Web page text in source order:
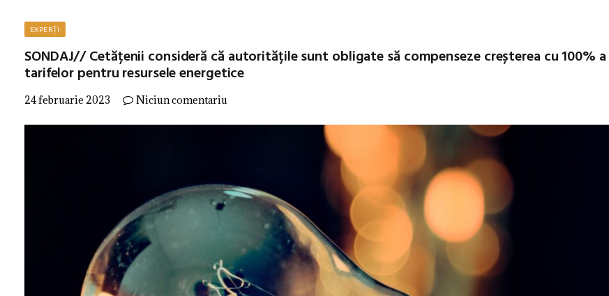
EXPERȚI
SONDAJ// Cetățenii consideră că autoritățile sunt obligate să compenseze creșterea cu 100% a
tarifelor pentru resursele energetice
24 februarie 2023 Niciun comentariu